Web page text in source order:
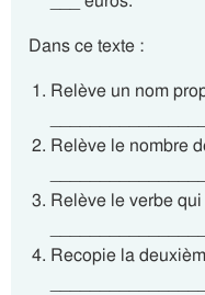
Dans ce texte :
Relève un nom
Relève le nombre
Relève le verbe qui
Recopie la